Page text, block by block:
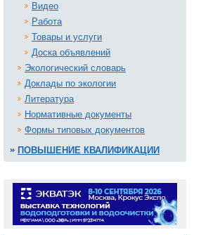
Видео
Работа
Товары и услуги
Доска объявлений
Экологический словарь
Доклады по экологии
Литература
Нормативные документы
Формы типовых документов
ПОВЫШЕНИЕ КВАЛИФИКАЦИИ